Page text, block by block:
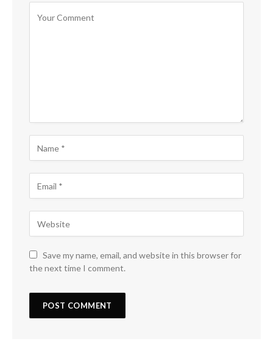
Save my name, email, and website in this browser for
the next time I comment.